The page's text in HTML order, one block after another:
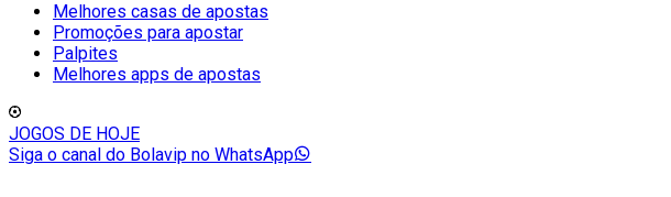
Melhores casas de apostas
Promoções para apostar
Palpites
Melhores apps de apostas
JOGOS DE HOJE
Siga o canal do Bolavip no WhatsApp